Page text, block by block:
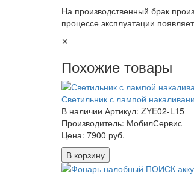
На производственный брак
процессе эксплуатации
✕
Похожие товары
Светильник с лампой
В наличии Артикул: ZYE02-L15
Производитель: МобилСервис
Цена: 7900 руб.
В корзину